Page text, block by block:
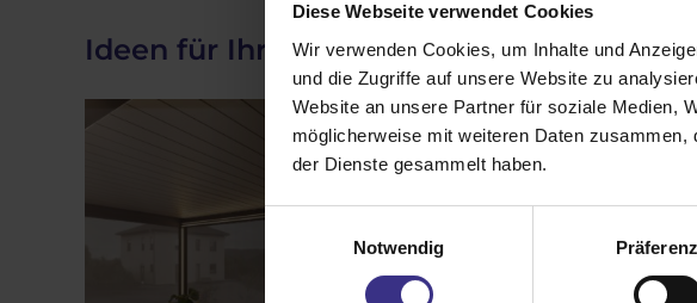
Diese Webseite verwendet Cookies
Wir verwenden Cookies, um Inhalte und
und die Zugriffe auf unsere Website zu
Website an unsere Partner für soziale Medien,
möglicherweise mit weiteren Daten
der Dienste gesammelt haben.
Einwilligungsauswahl
Notwendig
Ideen für Ihr Zuhause